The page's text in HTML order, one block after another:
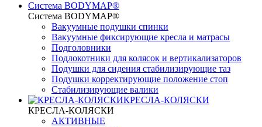
Система BODYMAP®
Система BODYMAP®
Вакуумные подушки спинки
Вакуумные фиксирующие кресла и матрасы
Подголовники
Подлокотники для колясок и вертикализаторов
Подушки для сидения стабилизирующие таз
Подушки корректирующие положение стоп
Стабилизирующие валики
КРЕСЛА-КОЛЯСКИ
КРЕСЛА-КОЛЯСКИ
АКТИВНЫЕ